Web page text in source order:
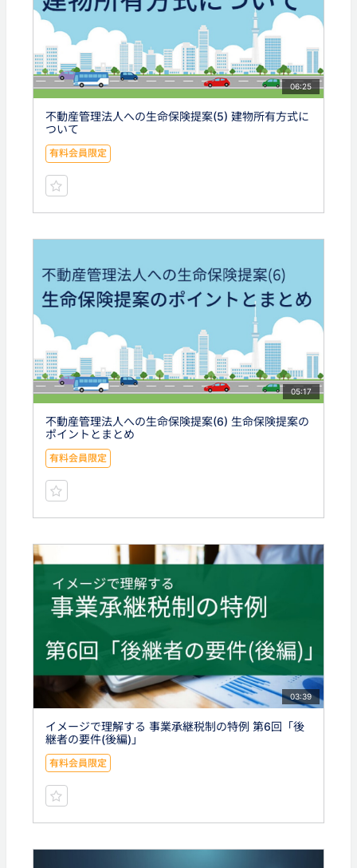
06:25
不動産管理法人への生命保険提案(5) 建物所有方式に
ついて
有料会員限定
05:17
不動産管理法人への生命保険提案(6) 生命保険提案の
ポイントとまとめ
有料会員限定
03:39
イメージで理解する 事業承継税制の特例 第6回「後
継者の要件(後編)」
有料会員限定